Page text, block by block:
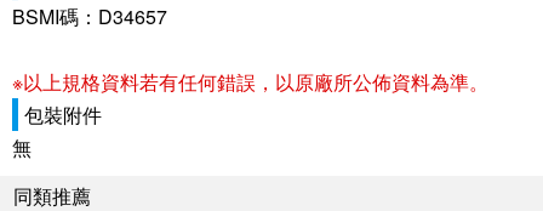
BSMI碼：D34657
※以上規格資料若有任何錯誤，以原廠所公佈資料為準。
包裝附件
無
同類推薦